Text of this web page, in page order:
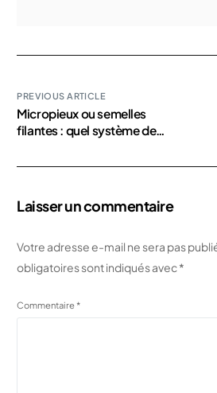
PREVIOUS ARTICLE
Micropieux ou semelles
filantes : quel système de
résultats de votre étude de
Laisser un commentaire
Votre adresse e-mail ne sera pas
obligatoires sont indiqués avec*
Commentaire*